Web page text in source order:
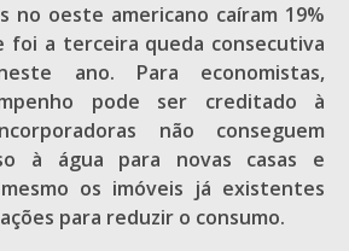
no oeste americano caíram 19%
foi a terceira queda consecutiva
ano. Para economistas,
pode ser creditado à
não conseguem
à água para novas casas e
os imóveis já existentes
para reduzir o consumo.